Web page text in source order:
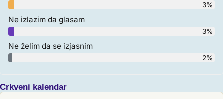
3%
Ne izlazim da glasam
3%
Ne želim da se izjasnim
2%
Crkveni kalendar